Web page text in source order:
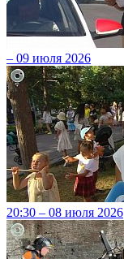
– 09 июля 2026
20:30 – 08 июля 2026